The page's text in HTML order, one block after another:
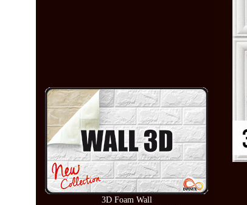
3D Foam Wall